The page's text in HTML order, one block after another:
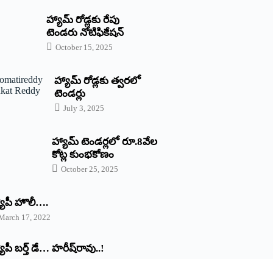
హ్యామ్‌ రోడ్లకు రేపు
టెండరు నోటిఫికేషన్‌
October 15, 2025
హ్యామ్‌ రోడ్లకు త్వరలో
టెండర్లు
July 3, 2025
హ్యామ్‌ ‌టెండర్లలో రూ.8వేల
కోట్ల కుంభకోణం
October 25, 2025
హొలీ….
17, 2022
బర్త్ ‌డే… హరీష్‌రావు..!